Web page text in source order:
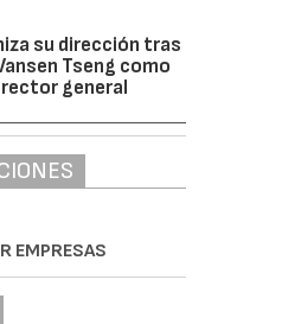
su dirección tras
Tseng como
general
EMPRESAS